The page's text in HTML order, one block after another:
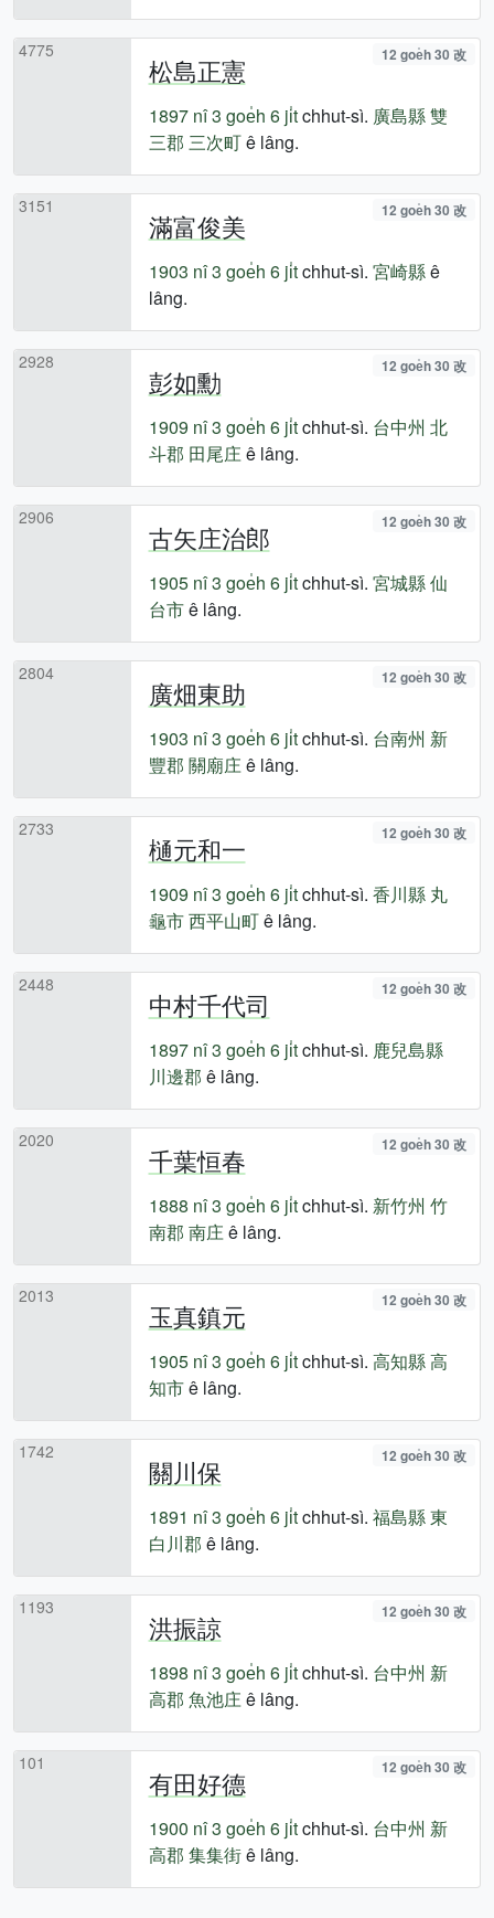
4775
松島正憲 12 goe̍h 30 改
1897 nî3 goe̍h 6 ji̍tchhut-sì. 廣島縣雙
三郡 三次町ê lâng.
3151
滿富俊美 12 goe̍h 30 改
1903 nî3 goe̍h 6 ji̍tchhut-sì. 宮崎縣ê
lâng.
2928
彭如勳 12 goe̍h 30 改
1909 nî3 goe̍h 6 ji̍tchhut-sì. 台中州 北
斗郡 田尾庄ê lâng.
2906
古矢庄治郎 12 goe̍h 30 改
1905 nî3 goe̍h 6 ji̍tchhut-sì. 宮城縣仙
台市ê lâng.
2804
廣畑東助 12 goe̍h 30 改
1903 nî3 goe̍h 6 ji̍tchhut-sì. 台南州 新
豐郡 關廟庄ê lâng.
2733
樋元和一 12 goe̍h 30 改
1909 nî3 goe̍h 6 ji̍tchhut-sì. 香川縣 丸
龜市西平山町ê lâng.
2448
中村千代司 12 goe̍h 30 改
1897 nî3 goe̍h 6 ji̍tchhut-sì. 鹿兒島縣
川邊郡 ê lâng.
2020
千葉恒春 12 goe̍h 30 改
1888 nî3 goe̍h 6 ji̍tchhut-sì. 新竹州 竹
南郡 南庄ê lâng.
2013
玉真鎮元 12 goe̍h 30 改
1905 nî3 goe̍h 6 ji̍tchhut-sì. 高知縣高
知市ê lâng.
1742
關川保 12 goe̍h 30 改
1891 nî3 goe̍h 6 ji̍tchhut-sì. 福島縣東
白川郡 ê lâng.
1193
洪振諒 12 goe̍h 30 改
1898 nî3 goe̍h 6 ji̍tchhut-sì. 台中州 新
高郡 魚池庄ê lâng.
101
有田好德 12 goe̍h 30 改
1900 nî3 goe̍h 6 ji̍tchhut-sì. 台中州 新
高郡 集集街ê lâng.